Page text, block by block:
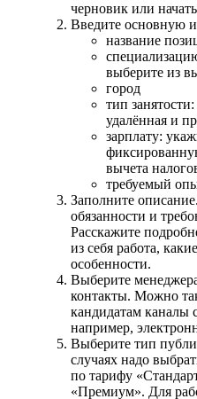
черновик или
Введите основную
название
выберите из
город
тип
удалённая и
зарплату:
вычета
требуемый
Заполните
обязанности и
Расскажите
из себя работа,
особенности.
Выберите
контакты. Можно
кандидатам каналы
например,
Выберите тип
случаях надо
по тарифу
«Премиум». Для